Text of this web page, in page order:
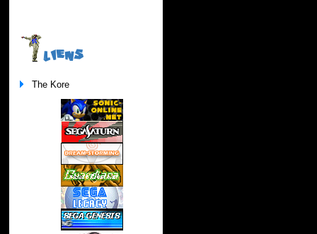
LIENS
The Kore